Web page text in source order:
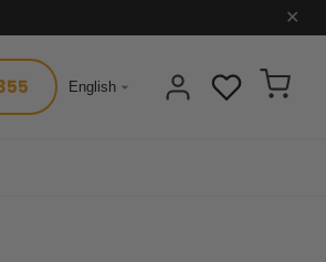
✕
English 